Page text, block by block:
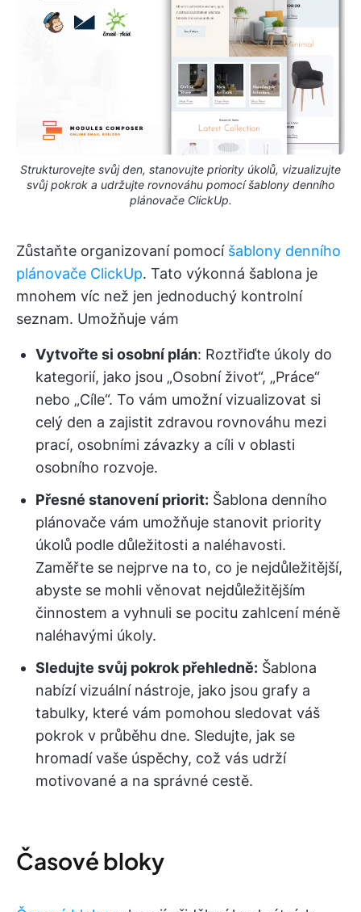
Strukturovejte svůj den, stanovujte priority úkolů, vizualizujte
svůj pokrok a udržujte rovnováhu pomocí šablony denního
plánovače ClickUp.
Zůstaňte organizovaní pomocí šablony denního
plánovače ClickUp. Tato výkonná šablona je
mnohem víc než jen jednoduchý kontrolní
seznam. Umožňuje vám
Vytvořte si osobní plán: Roztřiďte úkoly do
kategorií, jako jsou „Osobní život“, „Práce“
nebo „Cíle“. To vám umožní vizualizovat si
celý den a zajistit zdravou rovnováhu mezi
prací, osobními závazky a cíli v oblasti
osobního rozvoje.
Přesné stanovení priorit: Šablona denního
plánovače vám umožňuje stanovit priority
úkolů podle důležitosti a naléhavosti.
Zaměřte se nejprve na to, co je nejdůležitější,
abyste se mohli věnovat nejdůležitějším
činnostem a vyhnuli se pocitu zahlcení méně
naléhavými úkoly.
Sledujte svůj pokrok přehledně: Šablona
nabízí vizuální nástroje, jako jsou grafy a
tabulky, které vám pomohou sledovat váš
pokrok v průběhu dne. Sledujte, jak se
hromadí vaše úspěchy, což vás udrží
motivované a na správné cestě.
Časové bloky